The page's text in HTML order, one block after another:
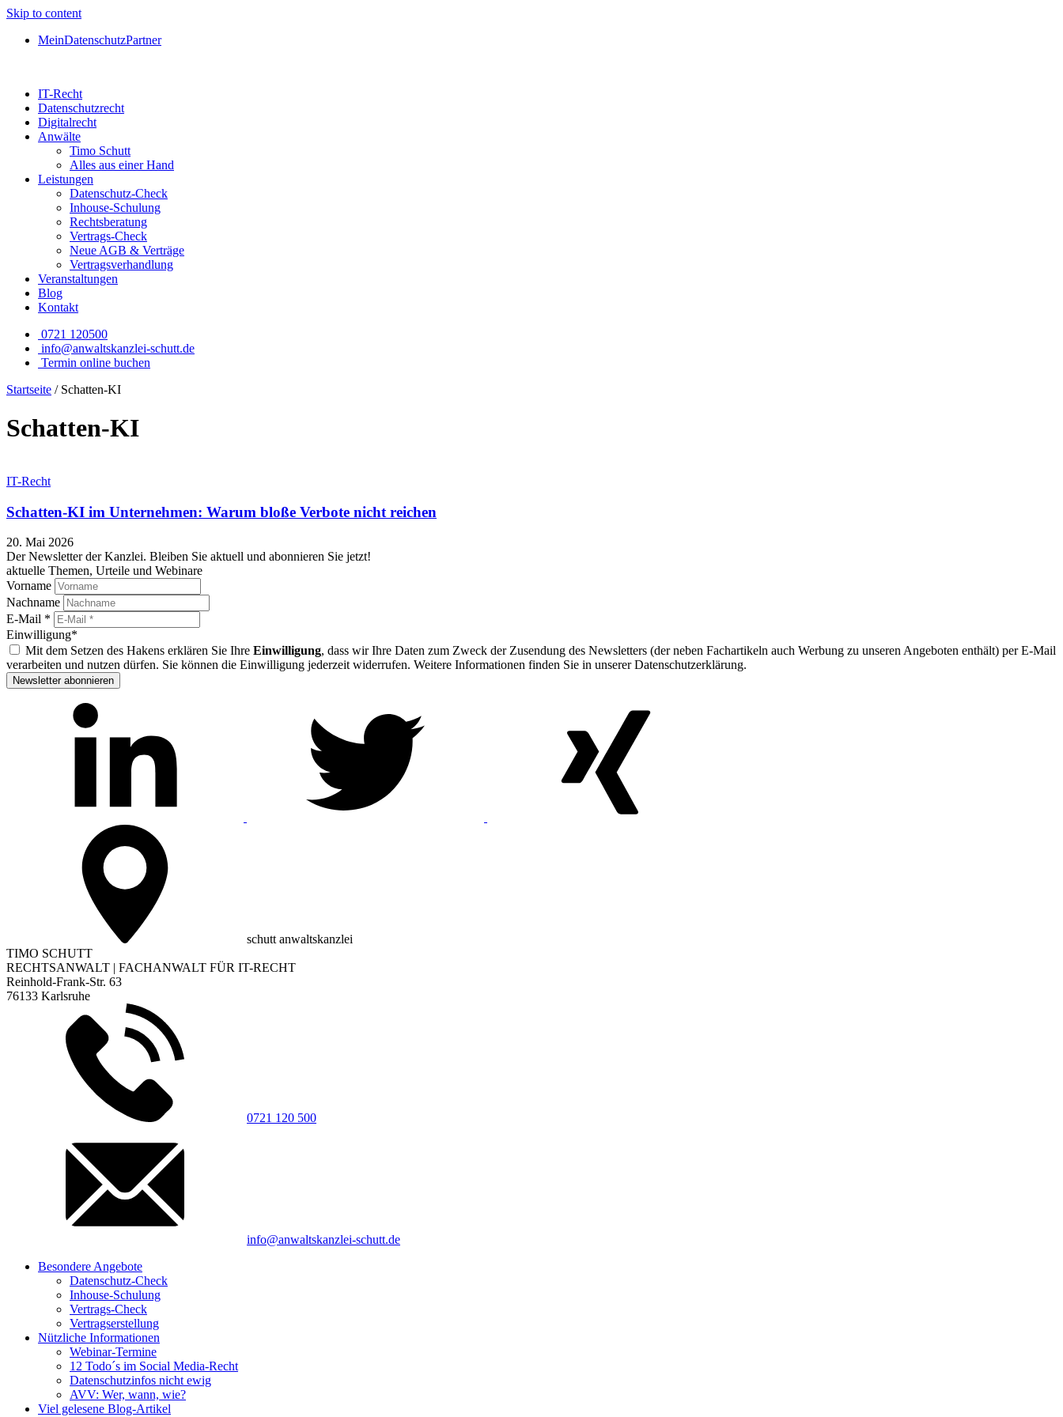
Skip to content
MeinDatenschutzPartner
IT-Recht
Datenschutzrecht
Digitalrecht
Anwälte
Timo Schutt
Alles aus einer Hand
Leistungen
Datenschutz-Check
Inhouse-Schulung
Rechtsberatung
Vertrags-Check
Neue AGB & Verträge
Vertragsverhandlung
Veranstaltungen
Blog
Kontakt
0721 120500
info@anwaltskanzlei-schutt.de
Termin online buchen
Startseite / Schatten-KI
Schatten-KI
IT-Recht
Schatten-KI im Unternehmen: Warum bloße Verbote nicht reichen
20. Mai 2026
Der Newsletter der Kanzlei. Bleiben Sie aktuell und abonnieren Sie jetzt!
aktuelle Themen, Urteile und Webinare
Vorname
Nachname
E-Mail *
Einwilligung*
Mit dem Setzen des Hakens erklären Sie Ihre Einwilligung, dass wir Ihre Daten zum Zweck der Zusendung des Newsletters (der neben Fachartikeln auch Werbung zu unseren Angeboten enthält) per E-Mail
verarbeiten und nutzen dürfen. Sie können die Einwilligung jederzeit widerrufen. Weitere Informationen finden Sie in unserer Datenschutzerklärung.
Newsletter abonnieren
schutt anwaltskanzlei
TIMO SCHUTT
RECHTSANWALT | FACHANWALT FÜR IT-RECHT
Reinhold-Frank-Str. 63
76133 Karlsruhe
0721 120 500
info@anwaltskanzlei-schutt.de
Besondere Angebote
Datenschutz-Check
Inhouse-Schulung
Vertrags-Check
Vertragserstellung
Nützliche Informationen
Webinar-Termine
12 Todo´s im Social Media-Recht
Datenschutzinfos nicht ewig
AVV: Wer, wann, wie?
Viel gelesene Blog-Artikel